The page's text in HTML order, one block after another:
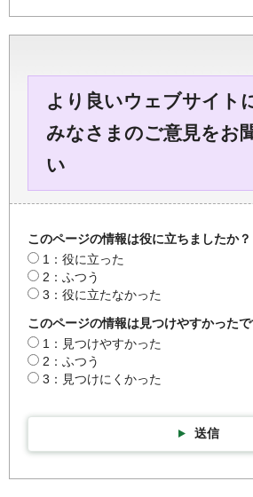
より良いウェブサイト
みなさまのご意見をお
い
このページの情報は役に立ちましたか？
1：役に立った
2：ふつう
3：役に立たなかった
このページの情報は見つけやすかったで
1：見つけやすかった
2：ふつう
3：見つけにくかった
送信